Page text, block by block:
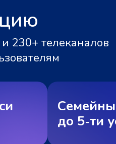
230+ телеканалов
до 5‑ти